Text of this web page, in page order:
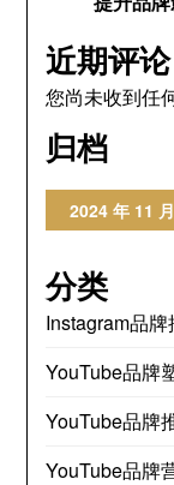
近期评论
您尚未收到任
归档
2024 年 11 月
分类
Instagram品牌
YouTube品牌
YouTube品牌
YouTube品牌